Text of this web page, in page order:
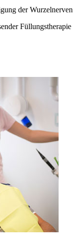
der Wurzelnerven
Füllungstherapie